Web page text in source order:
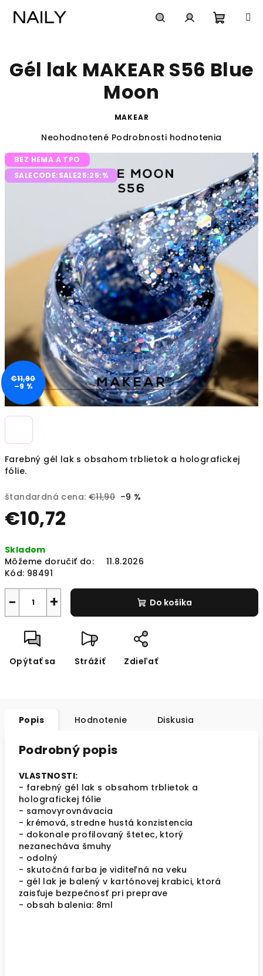
košík
Farebný gél lak s obsahom trblietok a holografickej
fólie.
štandardná cena: €11,90 –9 %
€10,72
cena:
Skladom
Môžeme doručiť do:
11.8.2026
Kód: 98491
+
− Do košíka
Opýtať sa Strážiť Zdieľať
Gél lak MAKEAR S56 Blue
Moon
MAKEAR
Priemerné
produktu
je
0,0
Neohodnotené Podrobnosti hodnotenia
BEZ HEMA A TPO
SALECODE:SALE25:25:%
€11,90
–9 %
Popis Hodnotenie Diskusia
Podrobný popis
VLASTNOSTI:
- farebný gél lak s obsahom trblietok a
holografickej fólie
- samovyrovnávacia
- krémová, stredne hustá konzistencia
- dokonale profilovaný štetec, ktorý
nezanecháva šmuhy
- odolný
- skutočná farba je viditeľná na veku
- gél lak je balený v kartónovej krabici, ktorá
zaisťuje bezpečnosť pri preprave
- obsah balenia: 8ml